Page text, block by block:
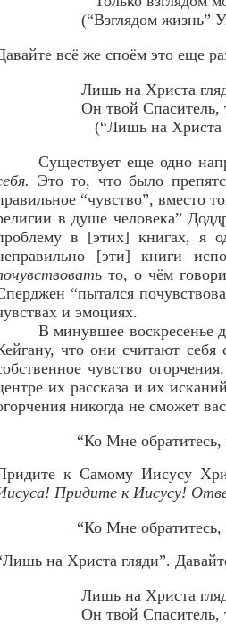
(“Взглядом жизнь”
всё же споём это еще
Лишь на Христа
Он твой Спаситель,
(“Лишь на Христа
Существует еще одно
Это то, что было
“чувство”, вместо
в душе человека”
в [этих] книгах, я
[эти] книги
то, о чём
“пытался
и эмоциях.
В минувшее воскресенье
что они считают
чувство
их рассказа и их
никогда не сможет
“Ко Мне
к Самому Иисусу
Придите к Иисусу!
“Ко Мне
на Христа гляди”.
Лишь на Христа
Он твой Спаситель,